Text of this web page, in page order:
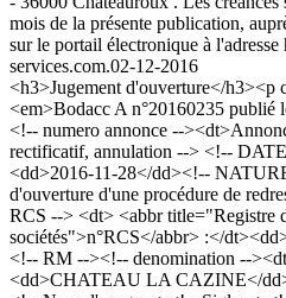
mois de la présente publication,
sur le portail électronique à
services.com.02-12-2016
<h3>Jugement d'ouverture</h3><p
<em>Bodacc A n°20160235
<!-- numero annonce --
rectificatif, annulation --> <!--
<dd>2016-11-28</dd><!--
d'ouverture d'une procédure de
RCS --> <dt> <abbr title="Registre
sociétés">n°RCS</abbr> :</
<!-- RM --><!-- denomination --
<dd>CHATEAU LA CAZINE</